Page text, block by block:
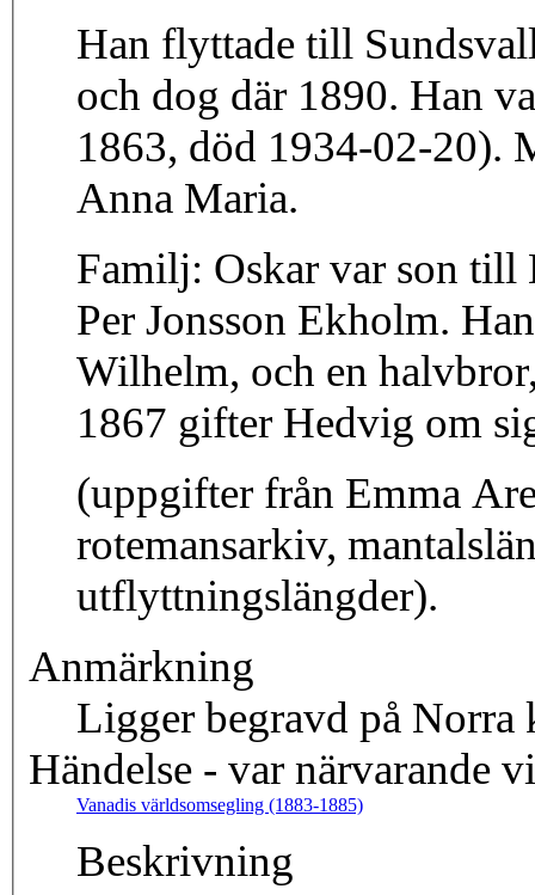
Han flyttade till
och dog där 1890. Han
1863, död 1934-02-20).
Anna Maria.
Familj: Oskar var son
Per Jonsson Ekholm.
Wilhelm, och en
1867 gifter Hedvig om
(uppgifter från Emma
rotemansarkiv,
utflyttningslängder).
Anmärkning
Ligger begravd på Norra
Händelse - var närvarande
Vanadis världsomsegling (1883-1885)
Beskrivning